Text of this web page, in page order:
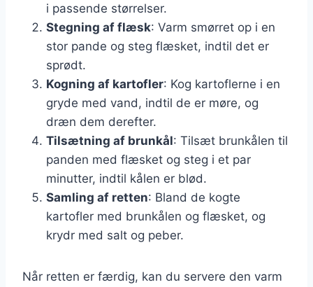
i passende størrelser.
Stegning af flæsk: Varm smørret op i en
stor pande og steg flæsket, indtil det er
sprødt.
Kogning af kartofler: Kog kartoflerne i en
gryde med vand, indtil de er møre, og
dræn dem derefter.
Tilsætning af brunkål: Tilsæt brunkålen til
panden med flæsket og steg i et par
minutter, indtil kålen er blød.
Samling af retten: Bland de kogte
kartofler med brunkålen og flæsket, og
krydr med salt og peber.
Når retten er færdig, kan du servere den varm